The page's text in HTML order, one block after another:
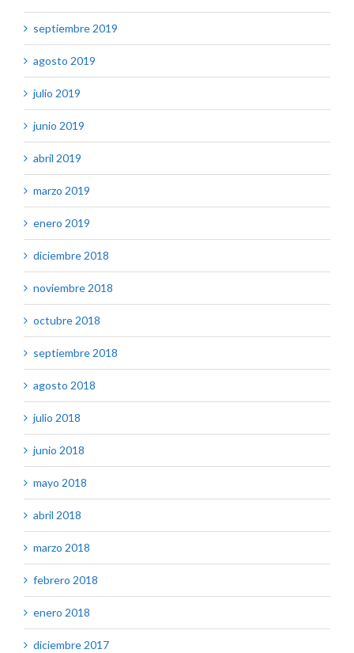
septiembre 2019
agosto 2019
julio 2019
junio 2019
abril 2019
marzo 2019
enero 2019
diciembre 2018
noviembre 2018
octubre 2018
septiembre 2018
agosto 2018
julio 2018
junio 2018
mayo 2018
abril 2018
marzo 2018
febrero 2018
enero 2018
diciembre 2017